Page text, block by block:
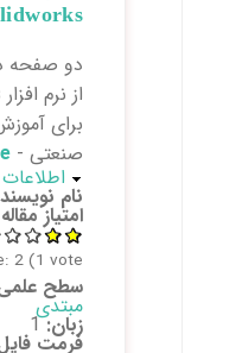
برای
صنعتی - cat
پنهان کن
اطلاعات
نام
امتیاز
2 1vote)
سطح علمی
مبتدی
زبان:1
فرمت فایل: